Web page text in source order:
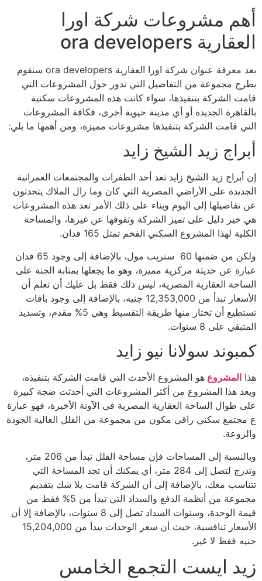
أهم مشروعات شركة اورا
العقارية ora developers
بعد معرفة عنوان شركة اورا العقارية ora developers سنقوم
بطرح مجموعة من التفاصيل التي تدور حول المشروعات التي
قامت الشركة بتنفيذها، سواء كانت هذه المشروعات سكنية
بالقاهرة الجديدة أو أي مدينة حيوية أخرى، فكافة المشروعات
التي قامت الشركة بتنفيذها مشروعات مميزة، ومن أهمها ما يلي:
أبراج زيد الشيخ زايد
إن أبراج زيد الشيخ زايد تعد أحد الطفرات والمجتمعات العمرانية
الجديدة على الأراضي المصرية التي كان وما زال الملاك يتحدثون
عن تفاصيلها إلى اليوم وبناء على ذلك الأمر تعد هذه المشروعات
هي خير دليل على تميز الشركة وتفوقها عن غيرها، والمساحة
الكلية لهذا المشروع السكني الفخم تمثل 165 فدان.
ولكن من ضمنها 60 ستريب مول، بالإضافة إلى وجود 65 فدان
عبارة عن حديثة مركزية مميزة، وهو ما يجعلها بمثابة الجنة على
الساحة العقارية المصرية، ليس ذلك فقط بل عليك أن تعلم أن
الأسعار تبدأ من 12,353,000 جنيه، بالإضافة إلى وجود باقات
تستطيع أن تختار منها طريقة التقسيط وهي 5% مقدم، وتسديد
المتبقي على 8 سنوات.
كمبوند سولانا نيو زايد
هذا المشروع هو المشروع الأحدث التي قامت الشركة بتنفيذه،
ويعد هذا المشروع من أكثر المشروعات التي أحدثت ضجة كبيرة
على طوال الساحة العقارية المصرية في الآونة الأخيرة، فهو عبارة
ع مجتمع سكني راقي مكون من مجموعة من الفلل العالية الجودة
والروعة.
وبالنسبة إلى المساحات فإن مساحة الفلل تبدأ من 206 متر،
وتدرج لتصل إلى 284 متر، أي يمكنك أن تجد المساحة التي
تتناسب معك، بالإضافة إلى أن الشركة قامت بلا شك بتقديم
مجموعة من أنظمة الدفع والسداد التي تبدأ من 5% فقط من
قيمة الوحدة، وسنوات السداد تصل إلى 8 سنوات، بالإضافة إلا أن
الأسعار تنافسية، حيث أن سعر الوحدات يبدأ من 15,204,000
جنيه فقط لا غير.
زيد ايست التجمع الخامس